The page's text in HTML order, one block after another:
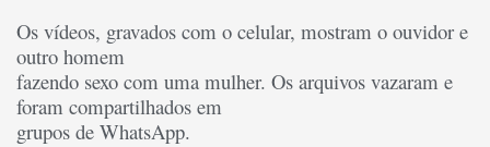
Os vídeos, gravados com o celular, mostram o ouvidor e
outro homem
fazendo sexo com uma mulher. Os arquivos vazaram e
foram compartilhados em
grupos de WhatsApp.